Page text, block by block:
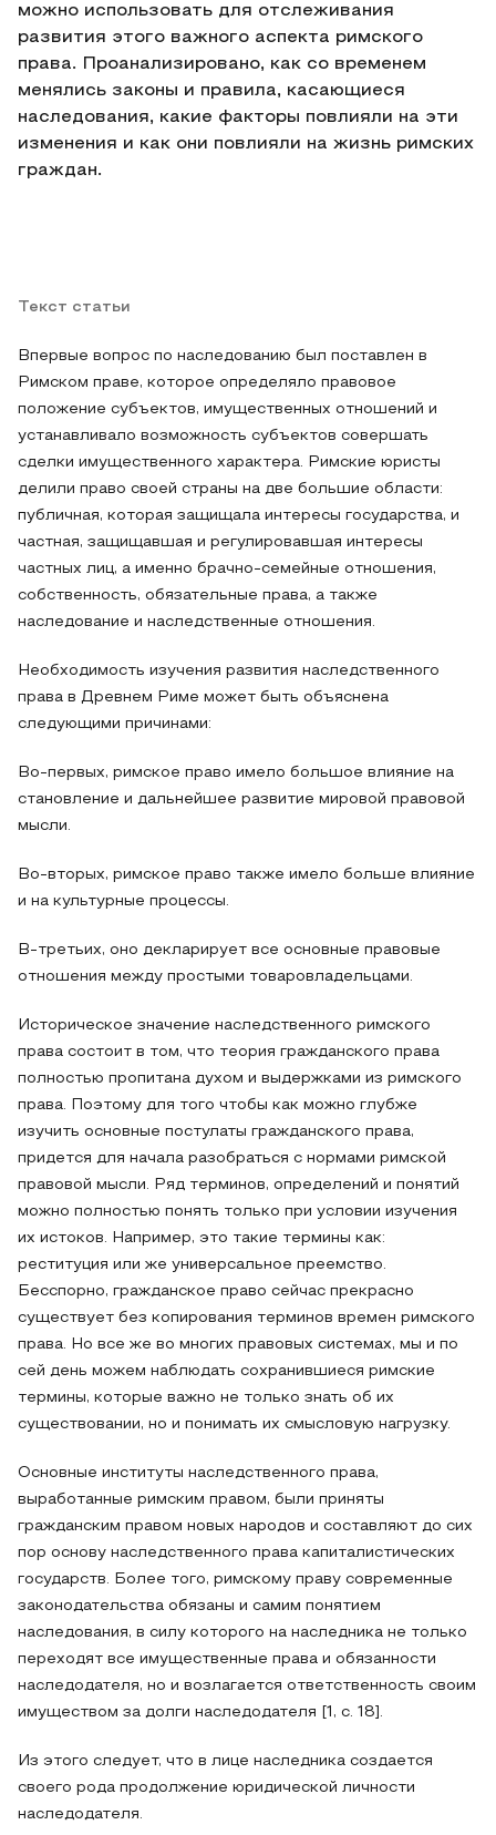
можно использовать для отслеживания
развития этого важного аспекта римского
права. Проанализировано, как со временем
менялись законы и правила, касающиеся
наследования, какие факторы повлияли на эти
изменения и как они повлияли на жизнь римских
граждан.
Текст статьи
Впервые вопрос по наследованию был поставлен в
Римском праве, которое определяло правовое
положение субъектов, имущественных отношений и
устанавливало возможность субъектов совершать
сделки имущественного характера. Римские юристы
делили право своей страны на две большие области:
публичная, которая защищала интересы государства, и
частная, защищавшая и регулировавшая интересы
частных лиц, а именно брачно-семейные отношения,
собственность, обязательные права, а также
наследование и наследственные отношения.
Необходимость изучения развития наследственного
права в Древнем Риме может быть объяснена
следующими причинами:
Во-первых, римское право имело большое влияние на
становление и дальнейшее развитие мировой правовой
мысли.
Во-вторых, римское право также имело больше влияние
и на культурные процессы.
В-третьих, оно декларирует все основные правовые
отношения между простыми товаровладельцами.
Историческое значение наследственного римского
права состоит в том, что теория гражданского права
полностью пропитана духом и выдержками из римского
права. Поэтому для того чтобы как можно глубже
изучить основные постулаты гражданского права,
придется для начала разобраться с нормами римской
правовой мысли. Ряд терминов, определений и понятий
можно полностью понять только при условии изучения
их истоков. Например, это такие термины как:
реституция или же универсальное преемство.
Бесспорно, гражданское право сейчас прекрасно
существует без копирования терминов времен римского
права. Но все же во многих правовых системах, мы и по
сей день можем наблюдать сохранившиеся римские
термины, которые важно не только знать об их
существовании, но и понимать их смысловую нагрузку.
Основные институты наследственного права,
выработанные римским правом, были приняты
гражданским правом новых народов и составляют до сих
пор основу наследственного права капиталистических
государств. Более того, римскому праву современные
законодательства обязаны и самим понятием
наследования, в силу которого на наследника не только
переходят все имущественные права и обязанности
наследодателя, но и возлагается ответственность своим
имуществом за долги наследодателя [1, с. 18].
Из этого следует, что в лице наследника создается
своего рода продолжение юридической личности
наследодателя.